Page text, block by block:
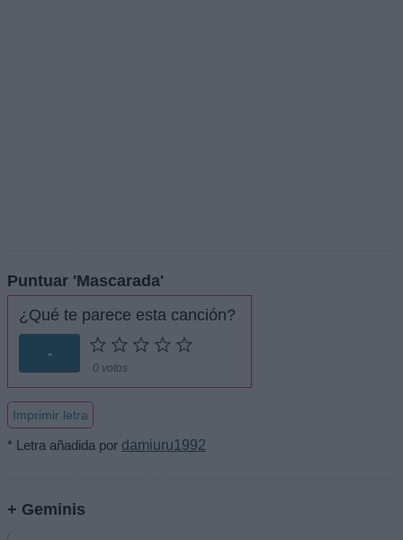
Puntuar 'Mascarada'
¿Qué te parece esta canción?
-
0 votos
Imprimir letra
* Letra añadida por damiuru1992
+ Geminis